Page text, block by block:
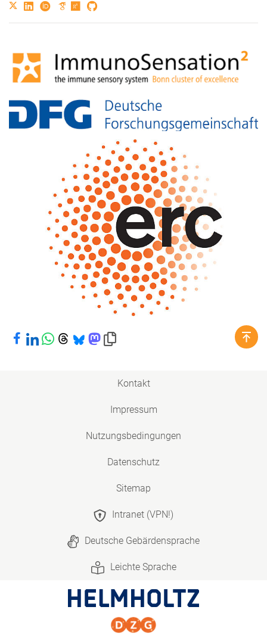
Bei Facebook teilen
Bei LinkedIn teilen
Bei WhatsApp teilen
Bei Threads teilen
Bei Bluesky teilen
Bei Mastodon teilen
Link in die Zwischenablage kopieren
Kontakt
Impressum
Nutzungsbedingungen
Datenschutz
Sitemap
Intranet (VPN!)
Deutsche Gebärdensprache
Leichte Sprache